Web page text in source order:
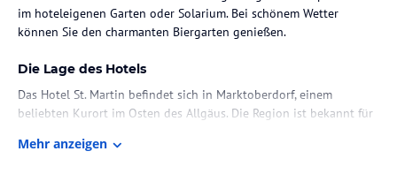
im hoteleigenen Garten oder Solarium. Bei schönem Wetter
können Sie den charmanten Biergarten genießen.
Die Lage des Hotels
Das Hotel St. Martin befindet sich in Marktoberdorf, einem
beliebten Kurort im Osten des Allgäus. Die Region ist bekannt für
im Freien. In der Umgebung finden Sie Wanderwege und
Mehr anzeigen